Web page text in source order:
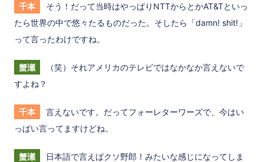
千本
そう！だって当時はやっぱりNTTからとかAT&Tといっ
たら世界の中で悠々たるものだった。そしたら「damn! shit!」
って言ったわけですね。
蟹瀬
（笑）それアメリカのテレビではなかなか言えないで
すよね？
千本
言えないです。だってフォーレターワーズで、今はい
っぱい言ってますけどね。
蟹瀬
日本語で言えばクソ野郎！みたいな感じになってしま